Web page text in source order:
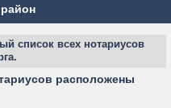
список всех нотариусов
расположены